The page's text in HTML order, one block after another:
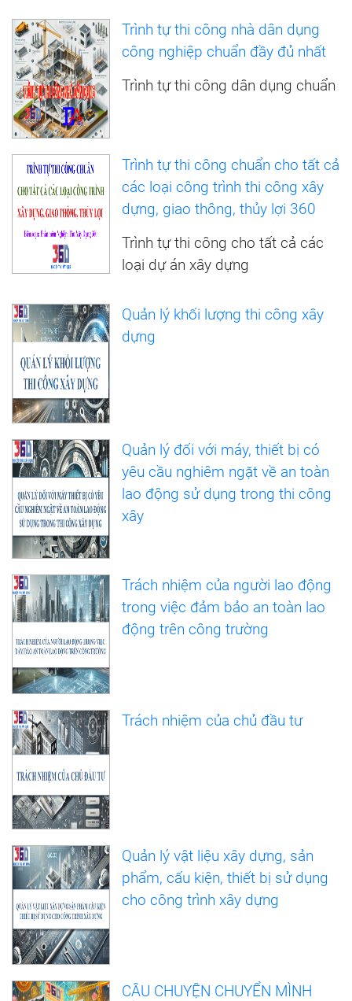
Trình tự thi công nhà dân dụng
công nghiệp chuẩn đầy đủ nhất
Trình tự thi công dân dụng chuẩn
Trình tự thi công chuẩn cho tất cả
các loại công trình thi công xây
dựng, giao thông, thủy lợi 360
Trình tự thi công cho tất cả các
loại dự án xây dựng
Quản lý khối lượng thi công xây
dựng
Quản lý đối với máy, thiết bị có
yêu cầu nghiêm ngặt về an toàn
lao động sử dụng trong thi công
xây
Trách nhiệm của người lao động
trong việc đảm bảo an toàn lao
động trên công trường
Trách nhiệm của chủ đầu tư
Quản lý vật liệu xây dựng, sản
phẩm, cấu kiện, thiết bị sử dụng
cho công trình xây dựng
CÂU CHUYỆN CHUYỂN MÌNH